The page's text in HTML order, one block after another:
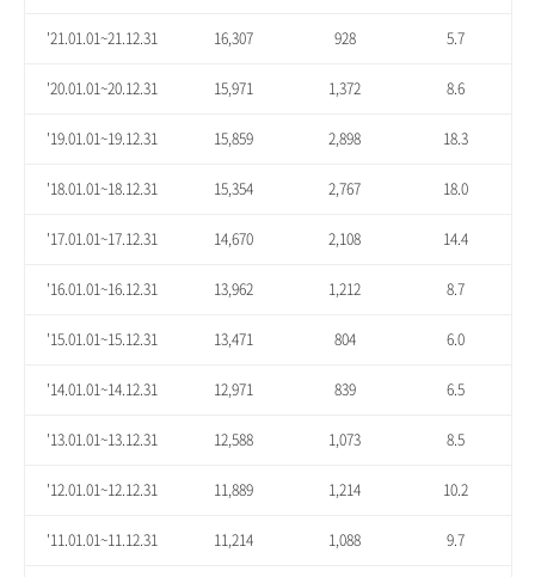
'21.01.01~21.12.31 16,307 928 5.7
'20.01.01~20.12.31 15,971 1,372 8.6
'19.01.01~19.12.31 15,859 2,898 18.3
'18.01.01~18.12.31 15,354 2,767 18.0
'17.01.01~17.12.31 14,670 2,108 14.4
'16.01.01~16.12.31 13,962 1,212 8.7
'15.01.01~15.12.31 13,471 804 6.0
'14.01.01~14.12.31 12,971 839 6.5
'13.01.01~13.12.31 12,588 1,073 8.5
'12.01.01~12.12.31 11,889 1,214 10.2
'11.01.01~11.12.31 11,214 1,088 9.7